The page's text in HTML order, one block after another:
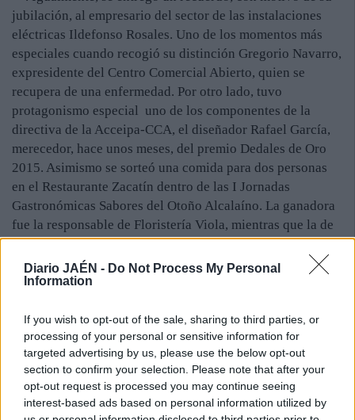
Diario JAÉN - Do Not Process My Personal
Information
If you wish to opt-out of the sale, sharing to third parties, or
processing of your personal or sensitive information for
targeted advertising by us, please use the below opt-out
section to confirm your selection. Please note that after your
opt-out request is processed you may continue seeing
interest-based ads based on personal information utilized by
jubilación, al empresario del sector de las instalaciones
eléctricas Ildefonso Rosales. Uno de los momentos más
especiales cuando recogió su distinción Gregorio Navarro,
expresidente del Centro Comercial Abierto, quien se
recupera de una enfermedad. Por otro lado, tuvo
protagonismo especial uno de los componentes de la
directiva de la Acceipa-CCA, el diseñador Rafael García,
merecedor, hace unos meses, del premio Dedales de Oro
2015. Asimismo se sorteó una comida para dos personas
en el Restaurante Zacatín dentro de las I Jornadas
Gastronómicas Sabores del Otoño Alcalaíno. La ganadora
fue la responsable de Floristería Viola, mientras que la de
Limpiezas Ana Mari obtuvo, un lote de productos
“delicatessen” donados por la Diputación Provincial de
Jaén. El concurrido encuentro, que se prolongó hasta
negocios de Alcalá la Real.
Esta misma semana, el Ayuntamiento y la entidad Acceipa-
CCA han firmado un convenio de colaboración por el que
la administración local se compremete a entregar siete mil
euros —con posibles complementos—, mientras que la
organización celebrará diversas actividades al cabo del